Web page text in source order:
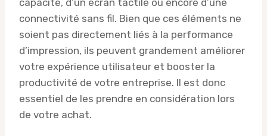
connectivité sans fil. Bien que ces éléments ne
soient pas directement liés à la performance
d’impression, ils peuvent grandement améliorer
votre expérience utilisateur et booster la
productivité de votre entreprise. Il est donc
essentiel de les prendre en considération lors
de votre achat.